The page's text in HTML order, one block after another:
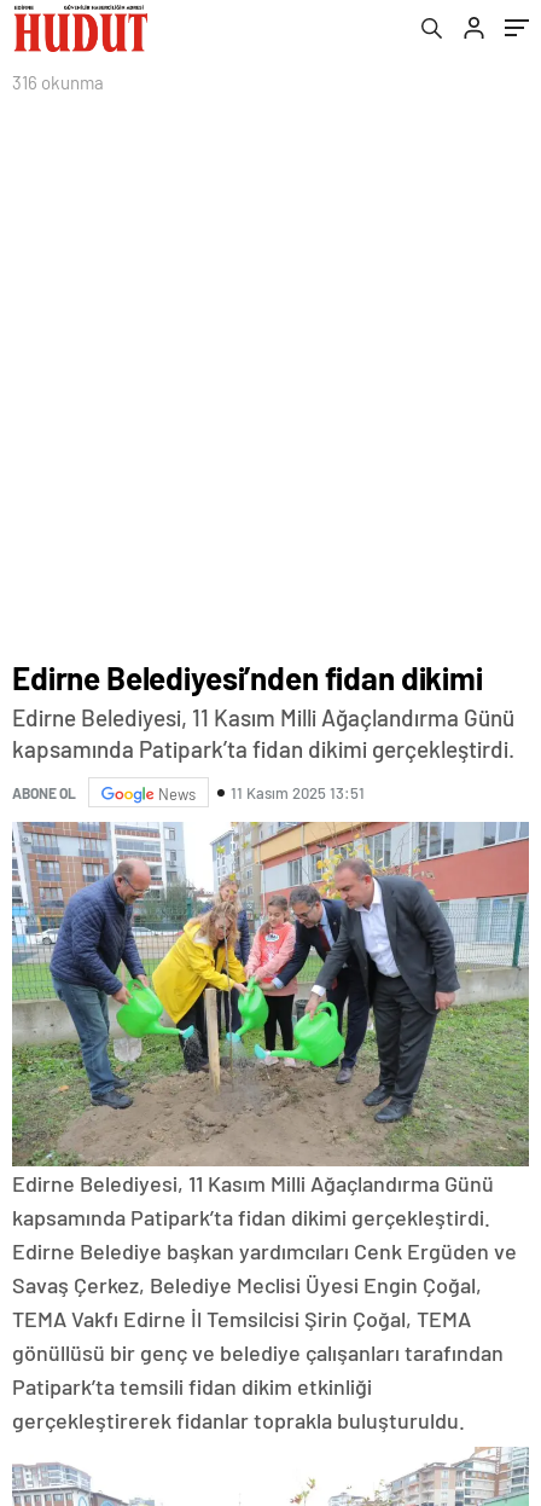
316 okunma
Edirne Belediyesi’nden fidan dikimi
Edirne Belediyesi, 11 Kasım Milli Ağaçlandırma Günü
kapsamında Patipark’ta fidan dikimi gerçekleştirdi.
ABONE OL News 11 Kasım 2025 13:51
Edirne Belediyesi, 11 Kasım Milli Ağaçlandırma Günü
kapsamında Patipark’ta fidan dikimi gerçekleştirdi.
Edirne Belediye başkan yardımcıları Cenk Ergüden ve
Savaş Çerkez, Belediye Meclisi Üyesi Engin Çoğal,
TEMA Vakfı Edirne İl Temsilcisi Şirin Çoğal, TEMA
gönüllüsü bir genç ve belediye çalışanları tarafından
Patipark’ta temsili fidan dikim etkinliği
gerçekleştirerek fidanlar toprakla buluşturuldu.